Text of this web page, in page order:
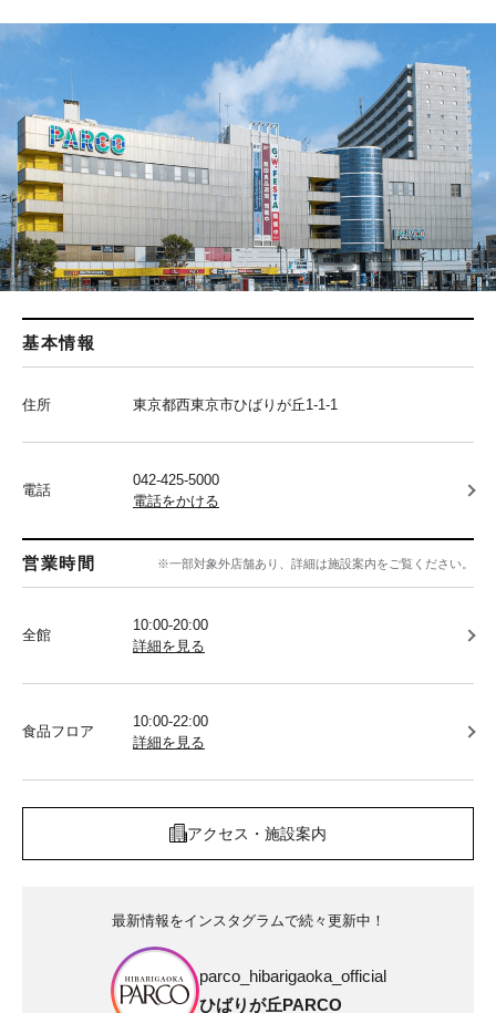
基本情報
住所 東京都西東京市ひばりが丘1-1-1
電話
042-425-5000
電話をかける
営業時間 ※一部対象外店舗あり、詳細は施設案内をご覧ください。
全館
10:00-20:00
詳細を見る
食品フロア
10:00-22:00
詳細を見る
アクセス・施設案内
最新情報をインスタグラムで続々更新中！
parco_hibarigaoka_official
ひばりが丘PARCO